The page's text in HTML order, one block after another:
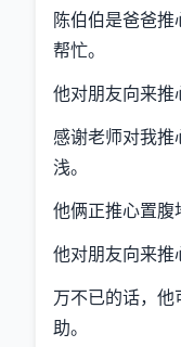
陈伯伯是爸爸
帮忙。
他对朋友向来推
感谢老师对我推
浅。
他俩正推心置腹
他对朋友向来推
万不已的话，他
助。